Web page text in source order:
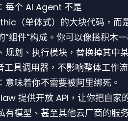
：每个 AI Agent 不是
（单体式）的大块代码，而
”组件”构成。你可以像搭积木
规划、执行模块，替换掉其中
工具调用器，不影响整体工作
：意味着你不需要被阿里绑死。
提供开放 API，让你把自家
有模型、甚至其他云厂商的服